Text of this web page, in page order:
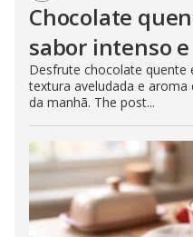
Chocolate
sabor intenso
Desfrute chocolate
textura aveludada e aroma
da manhã. The post...